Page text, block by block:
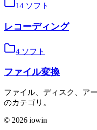
14 ソフト
レコーディング
4 ソフト
ファイル変換
ファイル、ディスク、ア
のカテゴリ。
© 2026 iowin